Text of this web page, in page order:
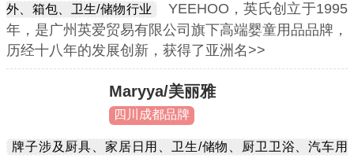
外、箱包、卫生/储物行业
YEEHOO，英氏创立于1995
年，是广州英爱贸易有限公司旗下高端婴童用品品牌，
历经十八年的发展创新，获得了亚洲名>>
Maryya/美丽雅
四川成都品牌
牌子涉及厨具、家居日用、卫生/储物、厨卫卫浴、汽车用